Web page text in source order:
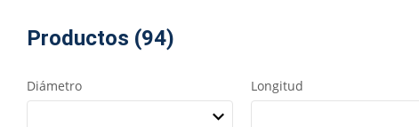
Productos (94)
Diámetro Longitud